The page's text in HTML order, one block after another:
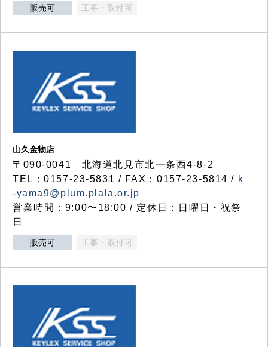
販売可 工事・取付可
山久金物店
〒090-0041 北海道北見市北一条西4-8-2
TEL：0157-23-5831 / FAX：0157-23-5814 / k
-yama9@plum.plala.or.jp
営業時間：9:00〜18:00 / 定休日：日曜日・祝祭
日
販売可 工事・取付可